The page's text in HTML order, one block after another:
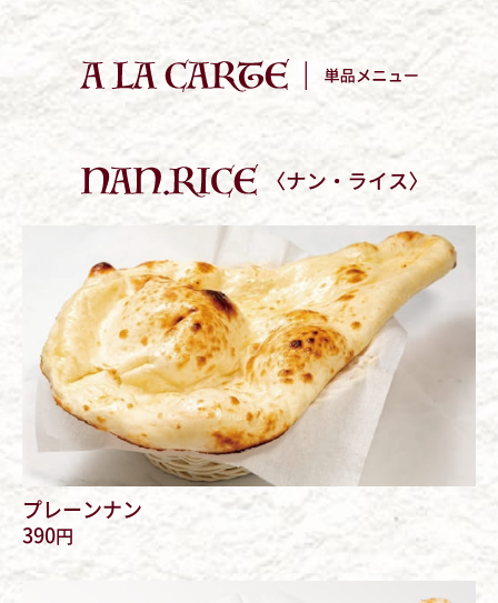
プレーンナン
390円